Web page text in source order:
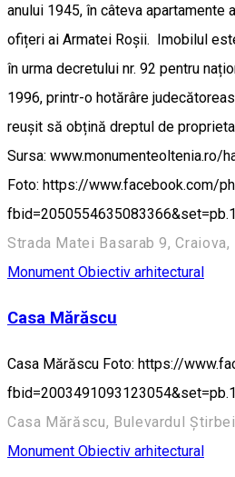
anului 1945, în câteva apartamente
ofițeri ai Armatei Roșii. Imobilul
în urma decretului nr. 92 pentru
1996, printr-o hotărâre
reușit să obțină dreptul de
Sursa: www.monumenteoltenia.ro/
Foto: https://www.facebook.com/
Strada Matei Basarab 9, Craiova,
Monument Obiectiv arhitectural
Casa Mărăscu
Casa Mărăscu Foto: https://
Monument Obiectiv arhitectural